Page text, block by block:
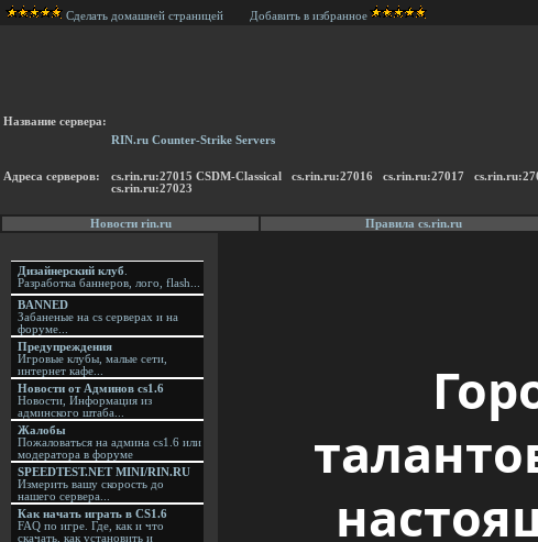
Сделать домашней страницей Добавить в избранное
Название сервера:
RIN.ru Counter-Strike Servers
Адреса серверов:
cs.rin.ru:27015 CSDM-Classical cs.rin.ru:27016 cs.rin.ru:27017
cs.rin.ru:27023
Новости rin.ru Правила cs.rin.ru
Дизайнерский клуб
Разработка баннеров, лого, flash...
BANNED
Забаненые на cs серверах и на
форуме...
Предупреждения
Игровые клубы, малые сети,
интернет кафе...
Новости от Админов cs1.6
Новости, Информация из
админского штаба...
Жалобы
Пожаловаться на админа cs1.6 или
модератора в форуме
SPEEDTEST.NET MINI/RIN.RU
Измерить вашу скорость до
нашего сервера...
Как начать играть в CS1.6
FAQ по игре. Где, как и что
скачать, как установить и